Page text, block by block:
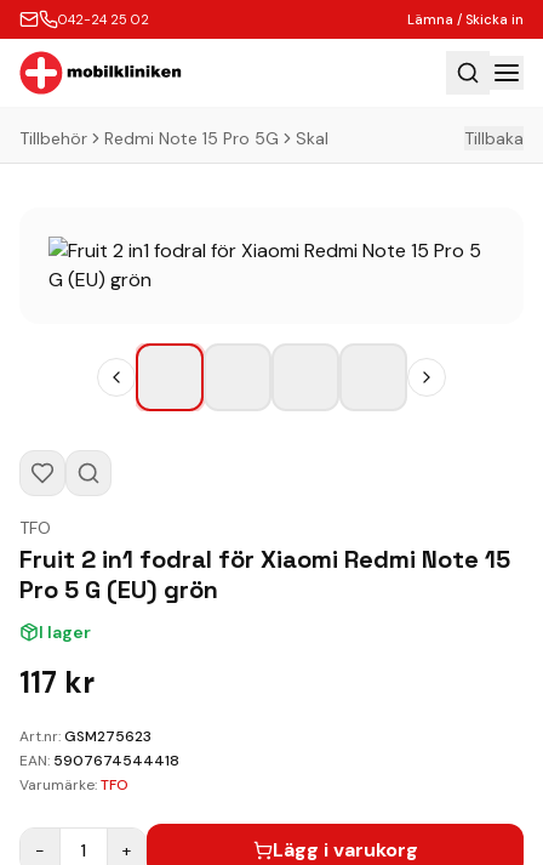
042-24 25 02 Lämna / Skicka in
Hem
Köp
Tillbehör
Lämna / Skicka in
Företagskunder
Butik
Kontakt
Kundvagn
Boka Reparation
Tillbehör Redmi Note 15 Pro 5G Skal Tillbaka
TFO
Fruit 2 in1 fodral för Xiaomi Redmi Note 15
Pro 5 G (EU) grön
I lager
117 kr
Art.nr:GSM275623
EAN: 5907674544418
Varumärke:TFO
− 1 + Lägg i varukorg